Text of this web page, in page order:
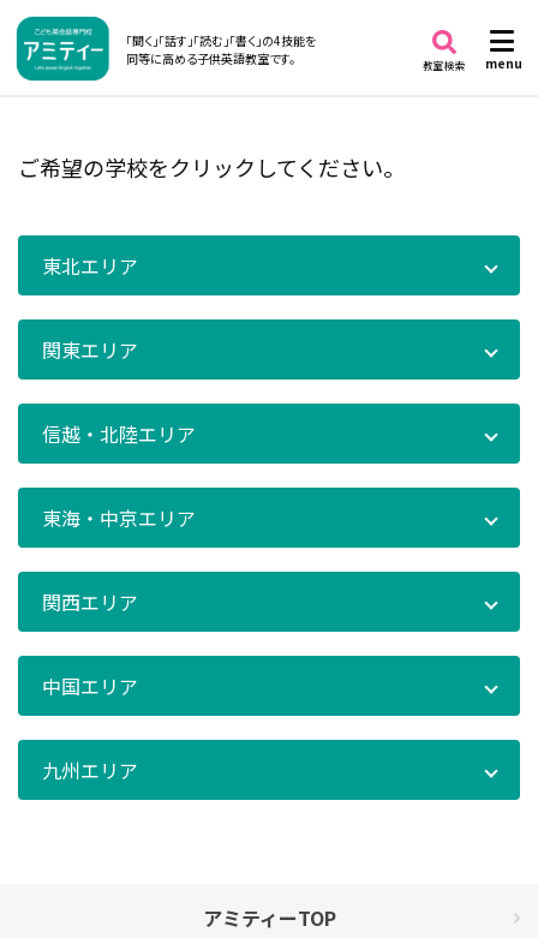
「聞く」「話す」「読む」「書く」の4技能を
同等に高める子供英語教室です。
menu
教室検索
ご希望の学校をクリックしてください。
東北エリア
関東エリア
信越・北陸エリア
東海・中京エリア
関西エリア
中国エリア
九州エリア
アミティーTOP